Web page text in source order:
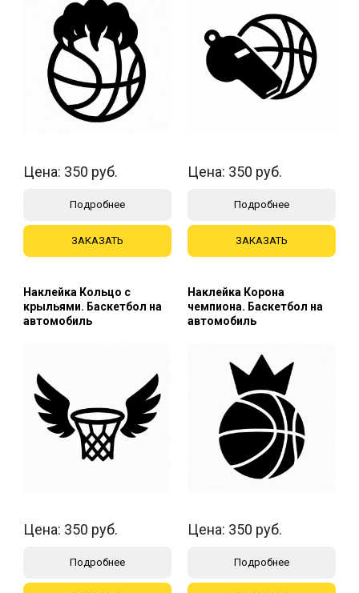
Цена: 350 руб.
Подробнее
ЗАКАЗАТЬ
Цена: 350 руб.
Подробнее
ЗАКАЗАТЬ
Наклейка Кольцо с
крыльями. Баскетбол на
автомобиль
Цена: 350 руб.
Подробнее
Наклейка Корона
чемпиона. Баскетбол на
автомобиль
Цена: 350 руб.
Подробнее